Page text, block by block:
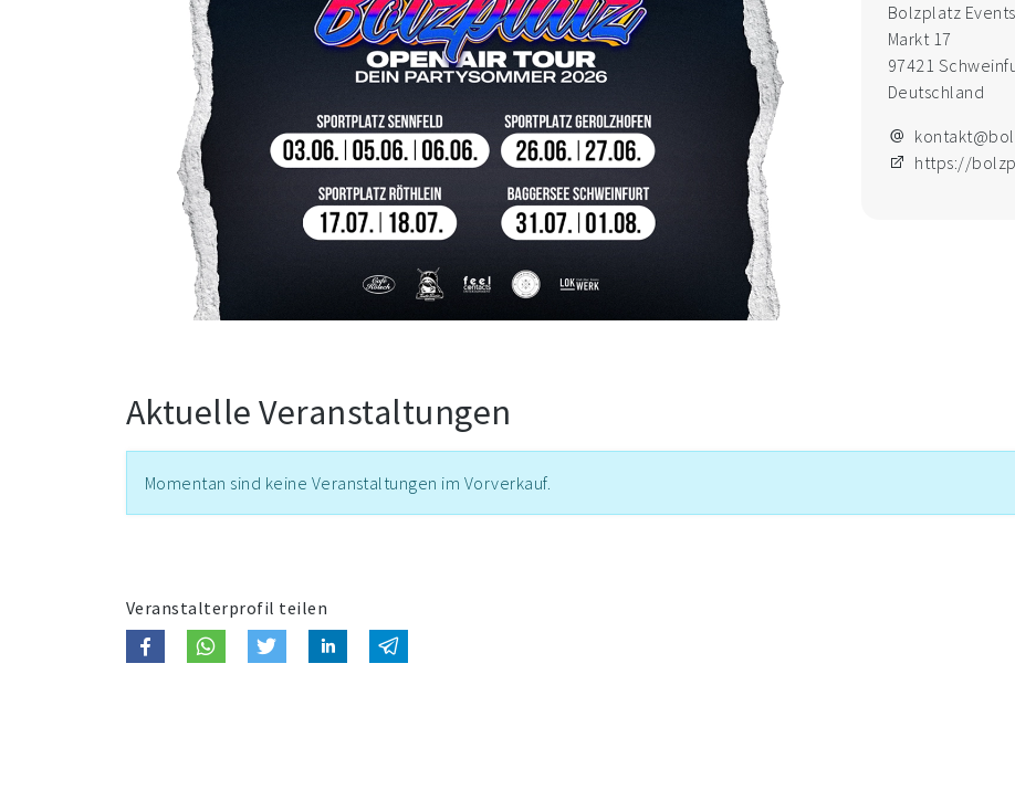
Bolzplatz
Markt 17
97421
Deutschland
https://
Aktuelle Veranstaltungen
Momentan sind keine Veranstaltungen im Vorverkauf.
Veranstalterprofil teilen